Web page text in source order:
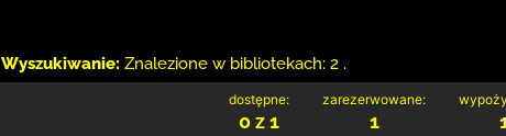
Wyszukiwanie: Znalezione w bibliotekach: 2 .
dostępne:
0 z 1
zarezerwowane:
1